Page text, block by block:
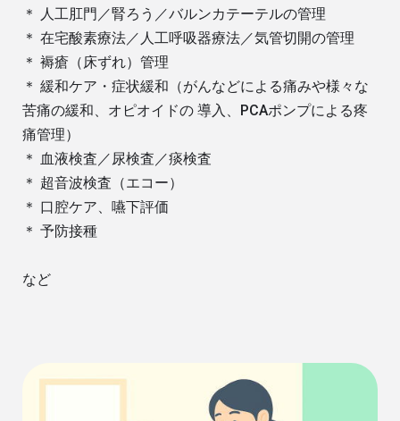
＊ 人工肛門／腎ろう／バルンカテーテルの管理
＊ 在宅酸素療法／人工呼吸器療法／気管切開の管理
＊ 褥瘡（床ずれ）管理
＊ 緩和ケア・症状緩和（がんなどによる痛みや様々な
苦痛の緩和、オピオイドの 導入、PCAポンプによる疼
痛管理）
＊ 血液検査／尿検査／痰検査
＊ 超音波検査（エコー）
＊ 口腔ケア、嚥下評価
＊ 予防接種
など